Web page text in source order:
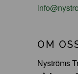
OM
Nyströms